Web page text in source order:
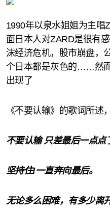
1990年以泉水姐姐为主唱
面日本人对ZARD是很有
沫经济危机，股市崩盘，
个日本都是灰色的……然
出现了
《不要认输》的歌词所述
不要认输 只差最后一点点
坚持住!一直奔向最后。
无论多么困难，有多少离